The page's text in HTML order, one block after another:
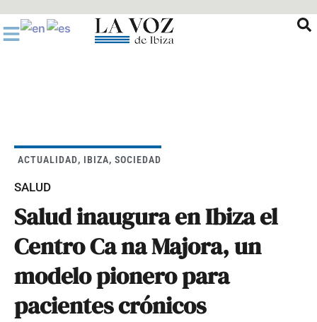
al
contenido
ACTUALIDAD, IBIZA, SOCIEDAD
SALUD
Salud inaugura en Ibiza el
Centro Ca na Majora, un
modelo pionero para
pacientes crónicos